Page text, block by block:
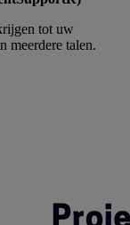
tot uw
meerdere talen.